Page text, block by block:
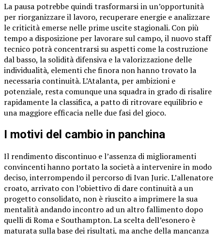
La pausa potrebbe quindi trasformarsi in un’opportunità
per riorganizzare il lavoro, recuperare energie e analizzare
le criticità emerse nelle prime uscite stagionali. Con più
tempo a disposizione per lavorare sul campo, il nuovo staff
tecnico potrà concentrarsi su aspetti come la costruzione
dal basso, la solidità difensiva e la valorizzazione delle
individualità, elementi che finora non hanno trovato la
necessaria continuità. L’Atalanta, per ambizioni e
potenziale, resta comunque una squadra in grado di risalire
rapidamente la classifica, a patto di ritrovare equilibrio e
una maggiore efficacia nelle due fasi del gioco.
I motivi del cambio in panchina
Il rendimento discontinuo e l’assenza di miglioramenti
convincenti hanno portato la società a intervenire in modo
deciso, interrompendo il percorso di Ivan Juric. L’allenatore
croato, arrivato con l’obiettivo di dare continuità a un
progetto consolidato, non è riuscito a imprimere la sua
mentalità andando incontro ad un altro fallimento dopo
quelli di Roma e Southampton. La scelta dell’esonero è
maturata sulla base dei risultati, ma anche della mancanza